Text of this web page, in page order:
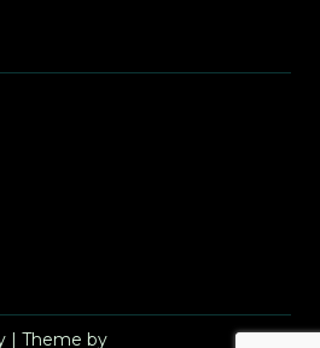
| Theme by